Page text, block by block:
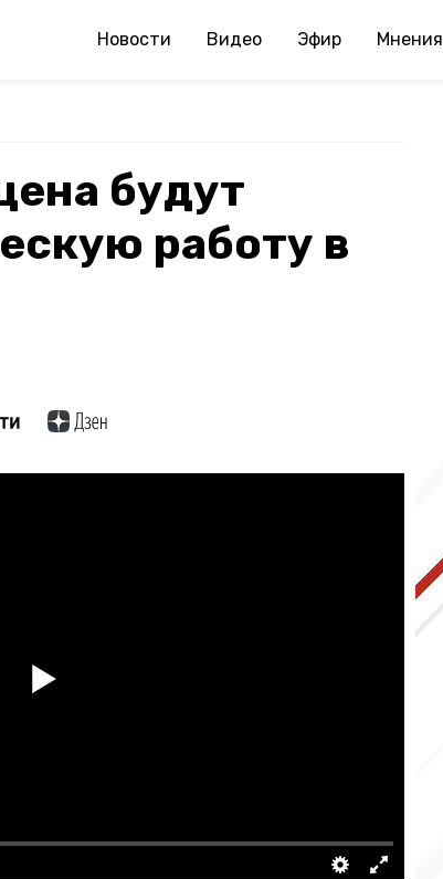
Новости Видео Эфир Мнения
будут
работу в